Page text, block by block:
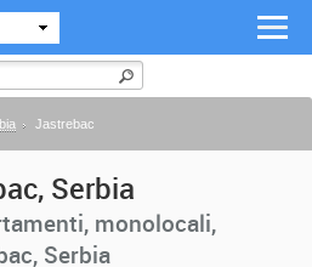
Jastrebac
Serbia
monolocali,
Serbia